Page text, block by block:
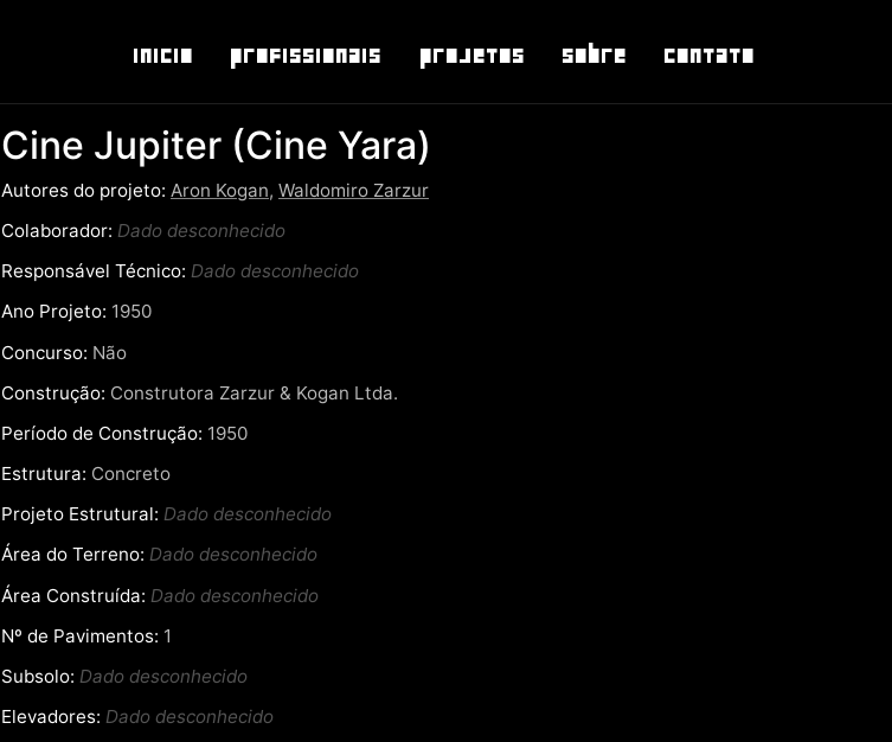
Inicio Profissionais Projetos Sobre Contato
Cine Jupiter (Cine Yara)
Autores do projeto: Aron Kogan, Waldomiro Zarzur
Colaborador: Dado desconhecido
Responsável Técnico: Dado desconhecido
Ano Projeto: 1950
Concurso: Não
Construção: Construtora Zarzur & Kogan Ltda.
Período de Construção: 1950
Estrutura: Concreto
Projeto Estrutural: Dado desconhecido
Área do Terreno: Dado desconhecido
Área Construída: Dado desconhecido
Nº de Pavimentos: 1
Subsolo: Dado desconhecido
Elevadores: Dado desconhecido